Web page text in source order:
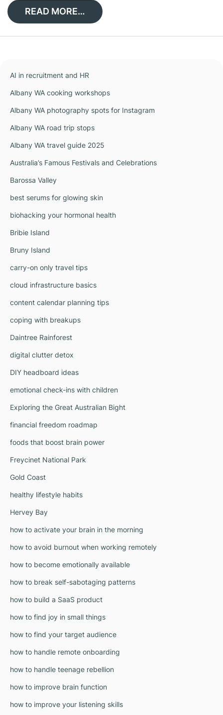
READ MORE…
AI in recruitment and HR
Albany WA cooking workshops
Albany WA photography spots for Instagram
Albany WA road trip stops
Albany WA travel guide 2025
Australia’s Famous Festivals and Celebrations
Barossa Valley
best serums for glowing skin
biohacking your hormonal health
Bribie Island
Bruny Island
carry-on only travel tips
cloud infrastructure basics
content calendar planning tips
coping with breakups
Daintree Rainforest
digital clutter detox
DIY headboard ideas
emotional check-ins with children
Exploring the Great Australian Bight
financial freedom roadmap
foods that boost brain power
Freycinet National Park
Gold Coast
healthy lifestyle habits
Hervey Bay
how to activate your brain in the morning
how to avoid burnout when working remotely
how to become emotionally available
how to break self-sabotaging patterns
how to build a SaaS product
how to find joy in small things
how to find your target audience
how to handle remote onboarding
how to handle teenage rebellion
how to improve brain function
how to improve your listening skills